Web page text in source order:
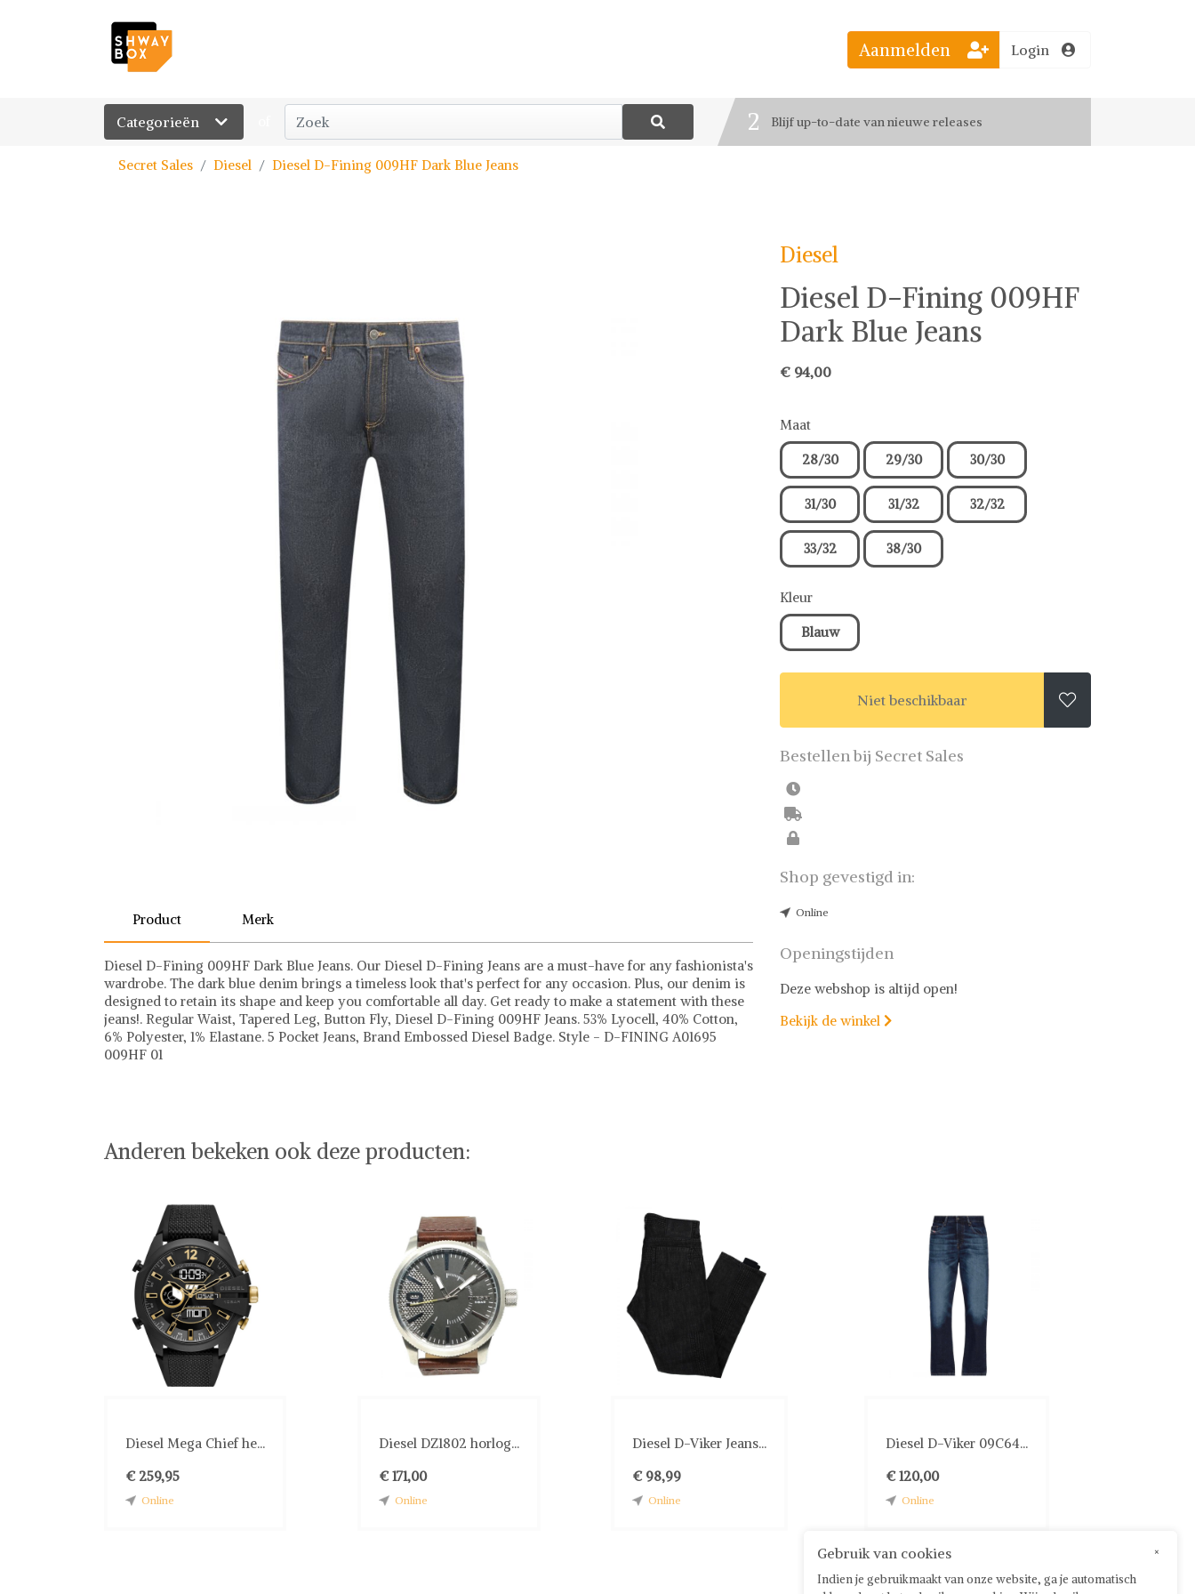
Categorieën
Bestel jouw favoriete looks
2 Blijf up-to-date van nieuwe releases
Aanmelden Login
Secret Sales Diesel Diesel D-Fining 009HF Dark Blue Jeans
Product Merk
Diesel D-Fining 009HF Dark Blue Jeans. Our Diesel D-Fining Jeans are a must-have for any fashionista's
wardrobe. The dark blue denim brings a timeless look that's perfect for any occasion. Plus, our denim is
designed to retain its shape and keep you comfortable all day. Get ready to make a statement with these
jeans!. Regular Waist, Tapered Leg, Button Fly, Diesel D-Fining 009HF Jeans. 53% Lyocell, 40% Cotton,
6% Polyester, 1% Elastane. 5 Pocket Jeans, Brand Embossed Diesel Badge. Style - D-FINING A01695
009HF 01
Diesel
Diesel D-Fining 009HF
Dark Blue Jeans
€ 94,00
Maat
28/30 29/30 30/30
31/30 31/32 32/32
33/32 38/30
Kleur
Blauw
Niet beschikbaar 
Bestellen bij Secret Sales
Shop gevestigd in:
Online
Openingstijden
Deze webshop is altijd open!
Bekijk de winkel 
Anderen bekeken ook deze producten:
Diesel Mega Chief he...
€ 259,95
Online
Diesel DZ1802 horlog...
€ 171,00
Online
Diesel D-Viker Jeans...
€ 98,99
Online
Diesel D-Viker 09C64...
€ 120,00
Online
×
Gebruik van cookies
Indien je gebruikmaakt van onze website, ga je automatisch